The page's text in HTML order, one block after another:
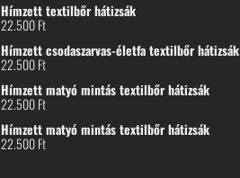
Hímzett textilbőr hátizsák
22.500Ft
Hímzett csodaszarvas-életfa textilbőr hátizsák
22.500Ft
Hímzett matyó mintás textilbőr hátizsák
22.500Ft
Hímzett matyó mintás textilbőr hátizsák
22.500Ft